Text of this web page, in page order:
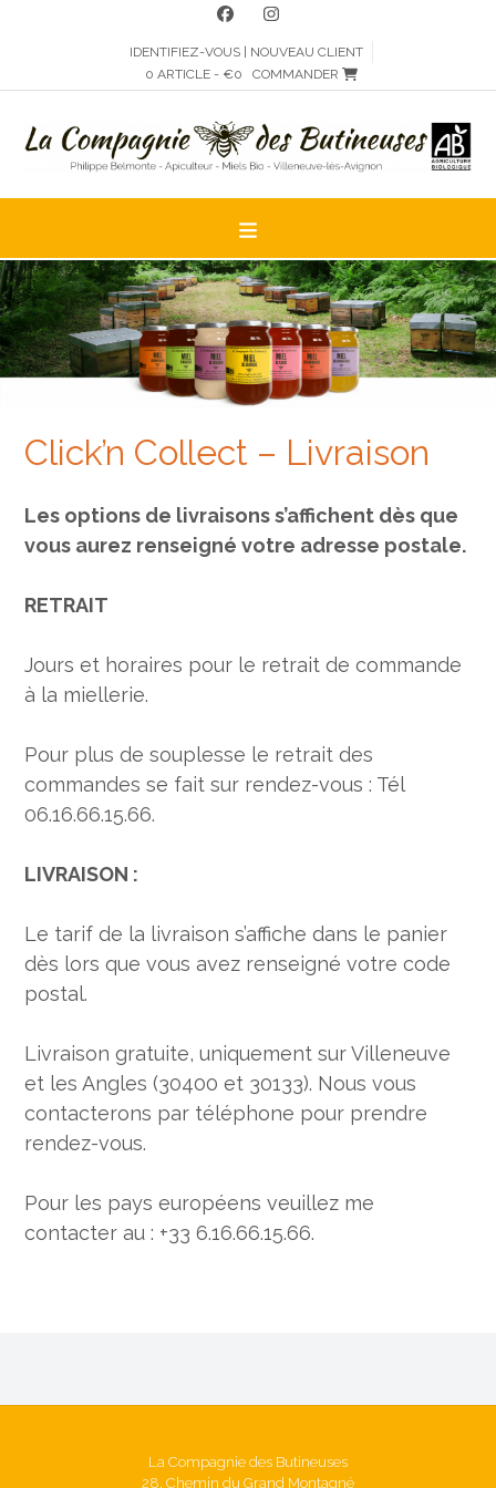
IDENTIFIEZ-VOUS | NOUVEAU CLIENT
0 ARTICLE - €0
COMMANDER
Click’n Collect – Livraison
Les options de livraisons s’affichent dès que
vous aurez renseigné votre adresse postale.
RETRAIT
Jours et horaires pour le retrait de commande
à la miellerie.
Pour plus de souplesse le retrait des
commandes se fait sur rendez-vous : Tél
06.16.66.15.66.
LIVRAISON :
Le tarif de la livraison s’affiche dans le panier
dès lors que vous avez renseigné votre code
postal.
Livraison gratuite, uniquement sur Villeneuve
et les Angles (30400 et 30133). Nous vous
contacterons par téléphone pour prendre
rendez-vous.
Pour les pays européens veuillez me
contacter au : +33 6.16.66.15.66.
La Compagnie des Butineuses
28, Chemin du Grand Montagné